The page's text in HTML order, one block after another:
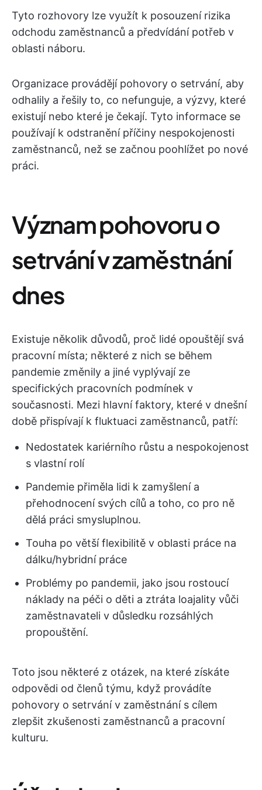
Tyto rozhovory lze využít k posouzení rizika
odchodu zaměstnanců a předvídání potřeb v
oblasti náboru.
Organizace provádějí pohovory o setrvání, aby
odhalily a řešily to, co nefunguje, a výzvy, které
existují nebo které je čekají. Tyto informace se
používají k odstranění příčiny nespokojenosti
zaměstnanců, než se začnou poohlížet po nové
práci.
Význam pohovoru o
setrvání v zaměstnání
dnes
Existuje několik důvodů, proč lidé opouštějí svá
pracovní místa; některé z nich se během
pandemie změnily a jiné vyplývají ze
specifických pracovních podmínek v
současnosti. Mezi hlavní faktory, které v dnešní
době přispívají k fluktuaci zaměstnanců, patří:
Nedostatek kariérního růstu a nespokojenost
s vlastní rolí
Pandemie přiměla lidi k zamyšlení a
přehodnocení svých cílů a toho, co pro ně
dělá práci smysluplnou.
Touha po větší flexibilitě v oblasti práce na
dálku/hybridní práce
Problémy po pandemii, jako jsou rostoucí
náklady na péči o děti a ztráta loajality vůči
zaměstnavateli v důsledku rozsáhlých
propouštění.
Toto jsou některé z otázek, na které získáte
odpovědi od členů týmu, když provádíte
pohovory o setrvání v zaměstnání s cílem
zlepšit zkušenosti zaměstnanců a pracovní
kulturu.